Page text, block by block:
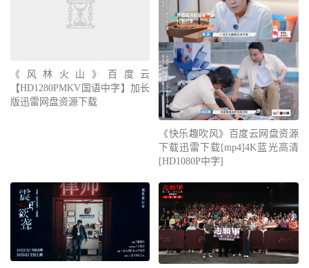
《风林火山》百度云
【HD1280PMKV国语中字】加长
版迅雷网盘资源下载
《快乐趣吹风》百度云网盘资源
下载迅雷下载[mp4]4K蓝光高清
[HD1080P中字]